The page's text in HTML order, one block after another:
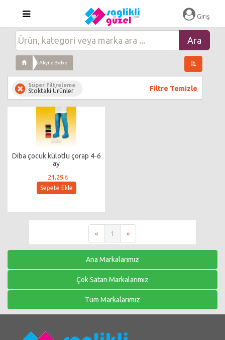
Giriş
Akyüz Bebe
Süper Filtreleme
Stoktaki Ürünler Filtre Temizle
Diba çocuk külotlu çorap 4-6
ay
21,29 ₺
Sepete Ekle
« 1 »
Ana Markalarımız
Çok Satan Markalarımız
Tüm Markalarımız